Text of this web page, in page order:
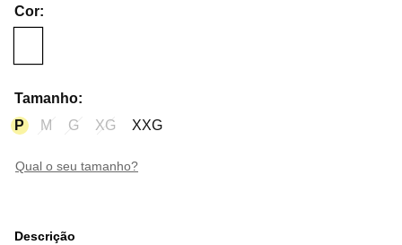
Cor:
Tamanho:
P
M G XG XXG
qual o seu tamanho?
Descrição